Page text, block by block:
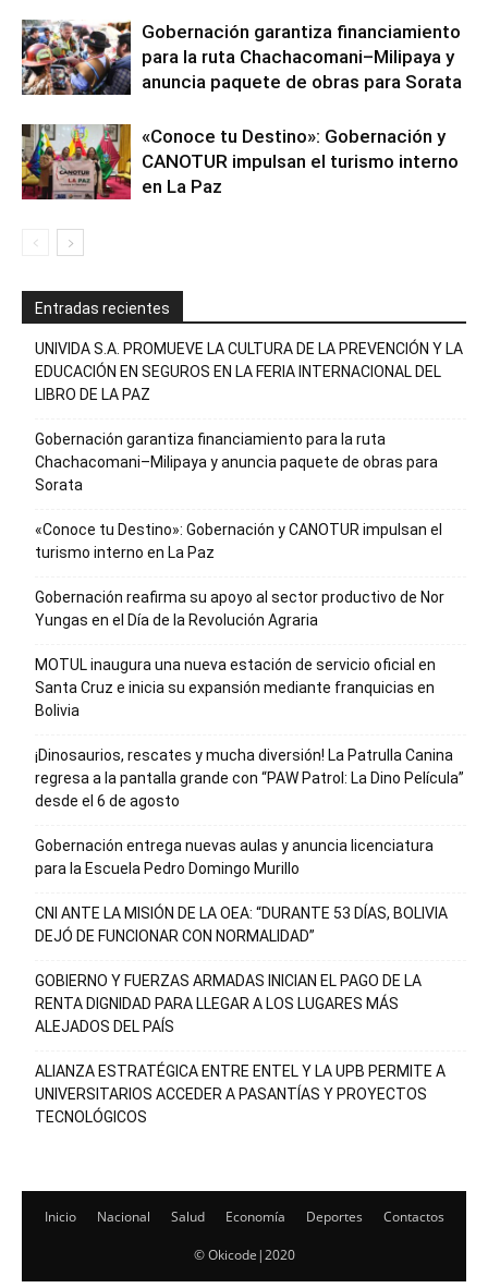
Gobernación garantiza financiamiento
para la ruta Chachacomani–Milipaya y
anuncia paquete de obras para Sorata
«Conoce tu Destino»: Gobernación y
CANOTUR impulsan el turismo interno
en La Paz
Entradas recientes
UNIVIDA S.A. PROMUEVE LA CULTURA DE LA PREVENCIÓN Y LA
EDUCACIÓN EN SEGUROS EN LA FERIA INTERNACIONAL DEL
LIBRO DE LA PAZ
Gobernación garantiza financiamiento para la ruta
Chachacomani–Milipaya y anuncia paquete de obras para
Sorata
«Conoce tu Destino»: Gobernación y CANOTUR impulsan el
turismo interno en La Paz
Gobernación reafirma su apoyo al sector productivo de Nor
Yungas en el Día de la Revolución Agraria
MOTUL inaugura una nueva estación de servicio oficial en
Santa Cruz e inicia su expansión mediante franquicias en
Bolivia
¡Dinosaurios, rescates y mucha diversión! La Patrulla Canina
regresa a la pantalla grande con “PAW Patrol: La Dino Película”
desde el 6 de agosto
Gobernación entrega nuevas aulas y anuncia licenciatura
para la Escuela Pedro Domingo Murillo
CNI ANTE LA MISIÓN DE LA OEA: “DURANTE 53 DÍAS, BOLIVIA
DEJÓ DE FUNCIONAR CON NORMALIDAD”
GOBIERNO Y FUERZAS ARMADAS INICIAN EL PAGO DE LA
RENTA DIGNIDAD PARA LLEGAR A LOS LUGARES MÁS
ALEJADOS DEL PAÍS
ALIANZA ESTRATÉGICA ENTRE ENTEL Y LA UPB PERMITE A
UNIVERSITARIOS ACCEDER A PASANTÍAS Y PROYECTOS
TECNOLÓGICOS
Inicio Nacional Salud Economía Deportes Contactos
© Okicode|2020